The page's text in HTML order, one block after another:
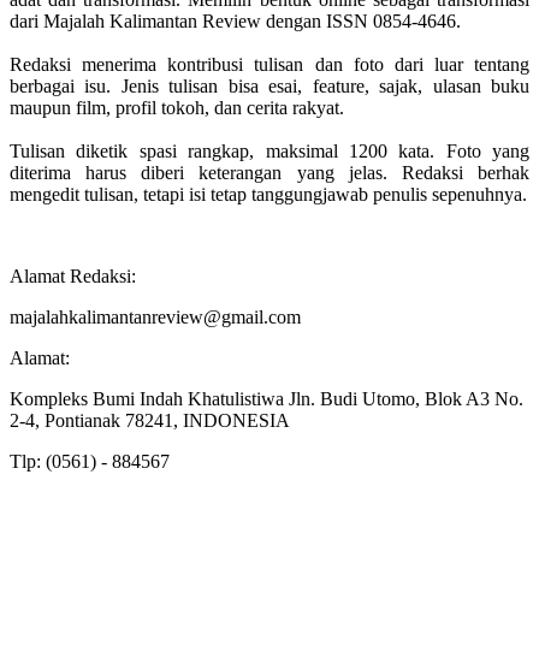
dari Majalah Kalimantan Review dengan ISSN 0854-4646.
Redaksi menerima kontribusi tulisan dan foto dari luar tentang
berbagai isu. Jenis tulisan bisa esai, feature, sajak, ulasan buku
maupun film, profil tokoh, dan cerita rakyat.
Tulisan diketik spasi rangkap, maksimal 1200 kata. Foto yang
diterima harus diberi keterangan yang jelas. Redaksi berhak
mengedit tulisan, tetapi isi tetap tanggungjawab penulis sepenuhnya.
Alamat Redaksi:
majalahkalimantanreview@gmail.com
Alamat:
Kompleks Bumi Indah Khatulistiwa Jln. Budi Utomo, Blok A3 No.
2-4, Pontianak 78241, INDONESIA
Tlp: (0561) - 884567